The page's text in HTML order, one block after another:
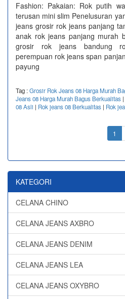
Fashion: Pakaian: Rok putih
terusan mini slim Penelusuran
jeans grosir rok jeans panjang
anak rok jeans panjang murah
grosir rok jeans bandung
perempuan rok jeans span
payung
Tag :Grosir Rok Jeans 08 Harga Murah
Jeans 08 Harga Murah Bagus Berkualitas |
08 Asli | Rok jeans 08 Berkualitas | Rok
1
KATEGORI
CELANA CHINO
CELANA JEANS AXBRO
CELANA JEANS DENIM
CELANA JEANS LEA
CELANA JEANS OXYBRO